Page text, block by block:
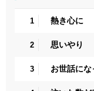
1 熱き心に
2 思いやり
3 お世話に